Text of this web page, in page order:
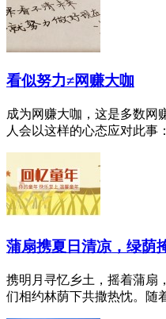
看似努力≠网赚大咖
成为网赚大咖，这是多数网
人会以这样的心态应对此事
蒲扇携夏日清凉，绿荫
携明月寻忆乡土，摇着蒲扇
们相约林荫下共撒热忱。随